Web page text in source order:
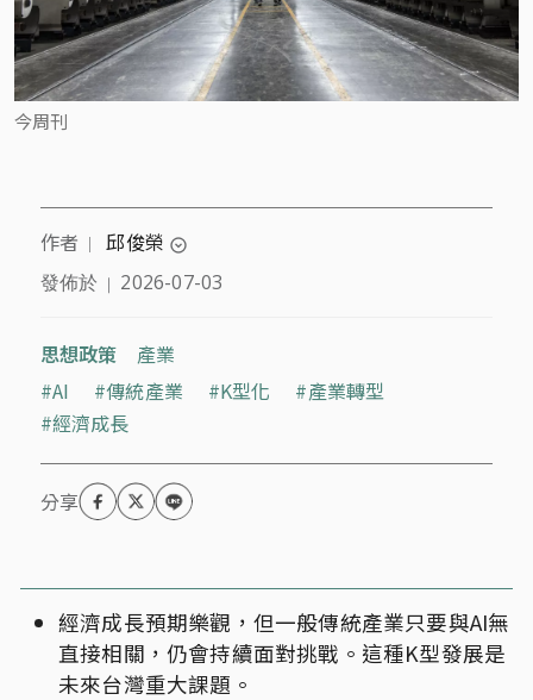
今周刊
作者 ｜ 邱俊榮 expand_circle_down
國立中央大學經濟學系教授，研究領域為國際經濟與
配、青年及教育等課題。
發佈於 ｜ 2026-07-03
思想政策
產業
AI
傳統產業 K型化
產業轉型
經濟成長
經濟成長預期樂觀，但一般傳統產業只要與AI無
直接相關，仍會持續面對挑戰。這種K型發展是
未來台灣重大課題。